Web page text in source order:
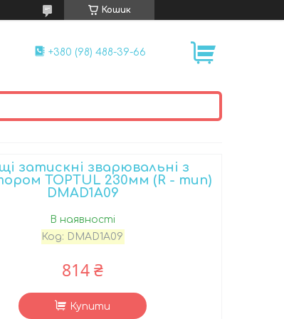
Кошик
+380 (98) 488-39-66
затискні зварювальні з
TOPTUL 230мм (R - тип)
DMAD1A09
В наявності
Код: DMAD1A09
814 ₴
Купити